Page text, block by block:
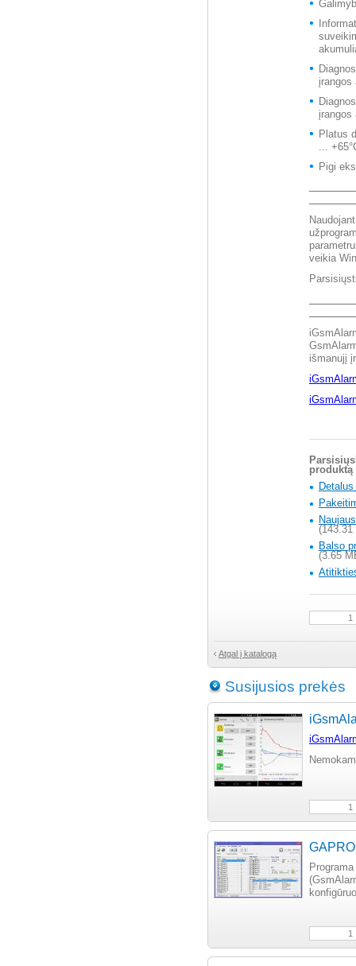
įrangos
įrangos
Platus
...
Pigi
veikia
išmanujį
produktą
(143.31
Balso
(3.65
Atgal į katalogą
Susijusios prekės